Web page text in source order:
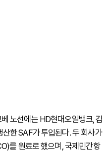
노선에는 HD현대오일뱅크, 김
한 SAF가 투입된다. 두 회사가
를 원료로 했으며, 국제민간항